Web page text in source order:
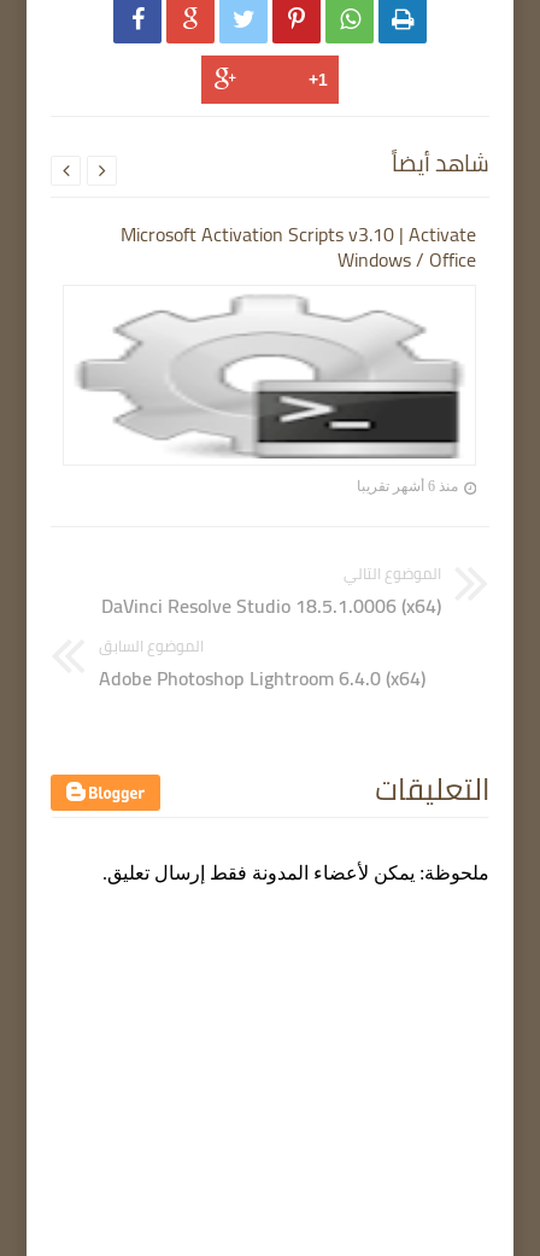
     
شاهد أيضاً
Microsoft Activation Scripts v3.10 | Activate
Windows / Office
منذ 6 أشهر تقريبا
 
الموضوع التالي
DaVinci Resolve Studio 18.5.1.0006 (x64)
الموضوع السابق
Adobe Photoshop Lightroom 6.4.0 (x64)
التعليقات
ملحوظة: يمكن لأعضاء المدونة فقط إرسال تعليق.